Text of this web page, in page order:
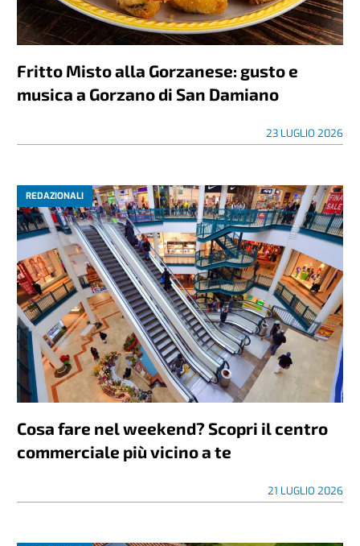
Fritto Misto alla Gorzanese: gusto e
musica a Gorzano di San Damiano
23 LUGLIO 2026
REDAZIONALI
Cosa fare nel weekend? Scopri il centro
commerciale più vicino a te
21 LUGLIO 2026